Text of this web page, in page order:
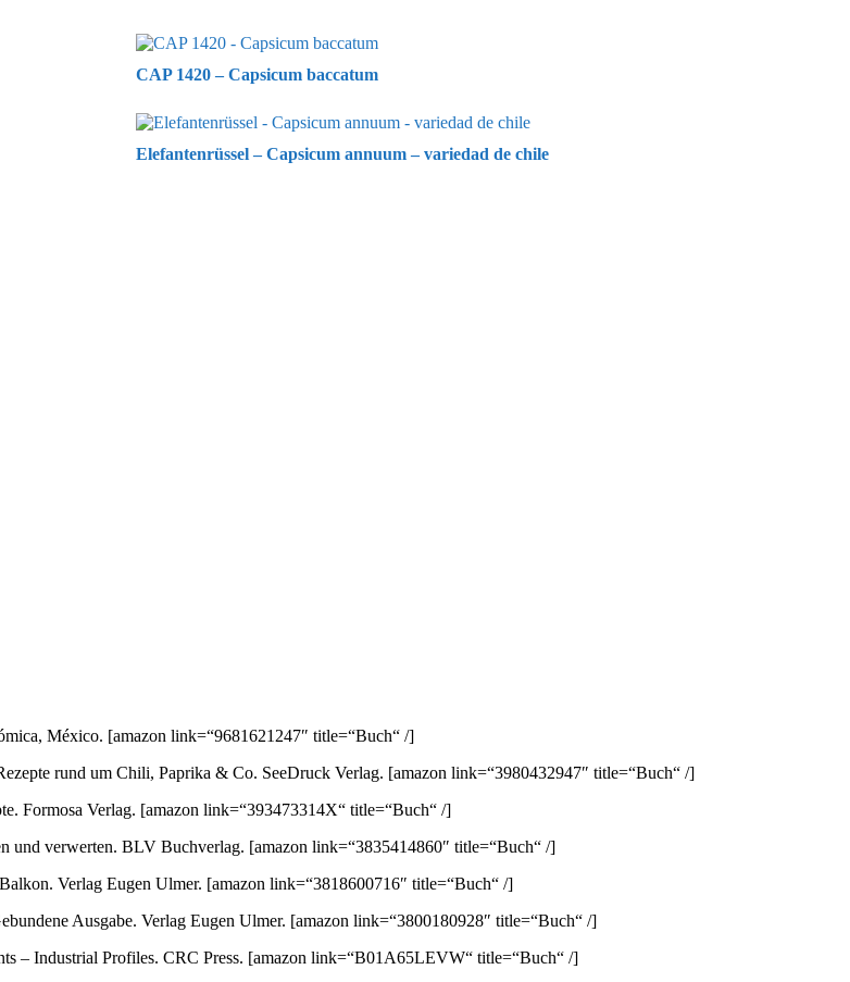
CAP 1420 – Capsicum baccatum
Elefantenrüssel – Capsicum annuum – variedad de chile
México. [amazon link=“9681621247″ title=“Buch“ /]
rund um Chili, Paprika & Co. SeeDruck Verlag. [amazon link=“3980432947″ title=“Buch“ /]
Formosa Verlag. [amazon link=“393473314X“ title=“Buch“ /]
und verwerten. BLV Buchverlag. [amazon link=“3835414860″ title=“Buch“ /]
Verlag Eugen Ulmer. [amazon link=“3818600716″ title=“Buch“ /]
Ausgabe. Verlag Eugen Ulmer. [amazon link=“3800180928″ title=“Buch“ /]
– Industrial Profiles. CRC Press. [amazon link=“B01A65LEVW“ title=“Buch“ /]